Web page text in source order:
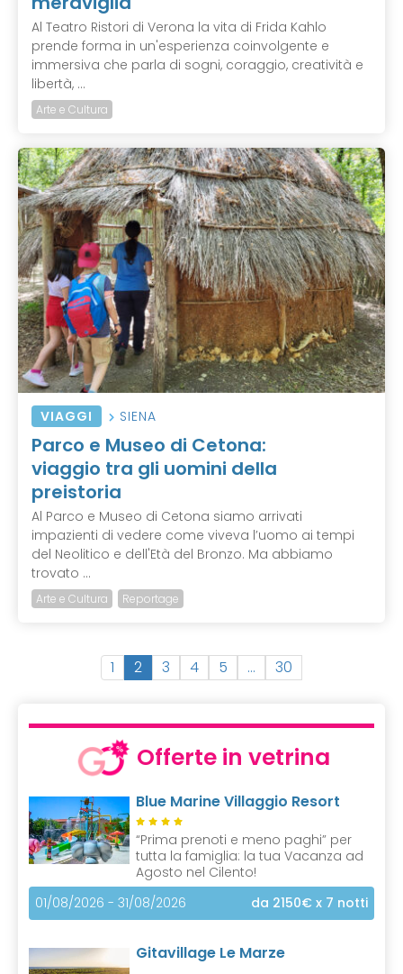
Al Teatro Ristori di Verona la vita di Frida Kahlo
prende forma in un'esperienza coinvolgente e
immersiva che parla di sogni, coraggio, creatività e
libertà, ...
Arte e Cultura
VIAGGI SIENA
Parco e Museo di Cetona:
viaggio tra gli uomini della
preistoria
Al Parco e Museo di Cetona siamo arrivati
impazienti di vedere come viveva l’uomo ai tempi
del Neolitico e dell'Età del Bronzo. Ma abbiamo
trovato ...
Arte e Cultura Reportage
1 2(
c
r
r
e
t
)
3 4 5 … 30
Offerte in vetrina
Blue Marine Villaggio Resort
“Prima prenoti e meno paghi” per
tutta la famiglia: la tua Vacanza ad
Agosto nel Cilento!
01/08/2026 - 31/08/2026
da 2150€ x 7 notti
Gitavillage Le Marze